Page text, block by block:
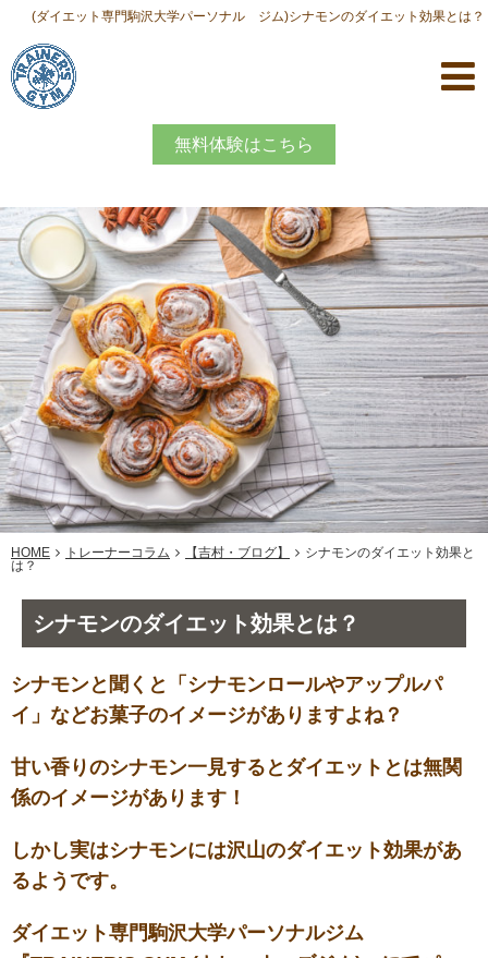
(ダイエット専門駒沢大学パーソナル ジム)シナモンのダイエット効果とは？
無料体験はこちら
HOME トレーナーコラム 【吉村・ブログ】
シナモンのダイエット効果と
は？
シナモンのダイエット効果とは？
シナモンと聞くと「シナモンロールやアップルパ
イ」などお菓子のイメージがありますよね？
甘い香りのシナモン一見するとダイエットとは無関
係のイメージがあります！
しかし実はシナモンには沢山のダイエット効果があ
るようです。
ダイエット専門駒沢大学パーソナルジム